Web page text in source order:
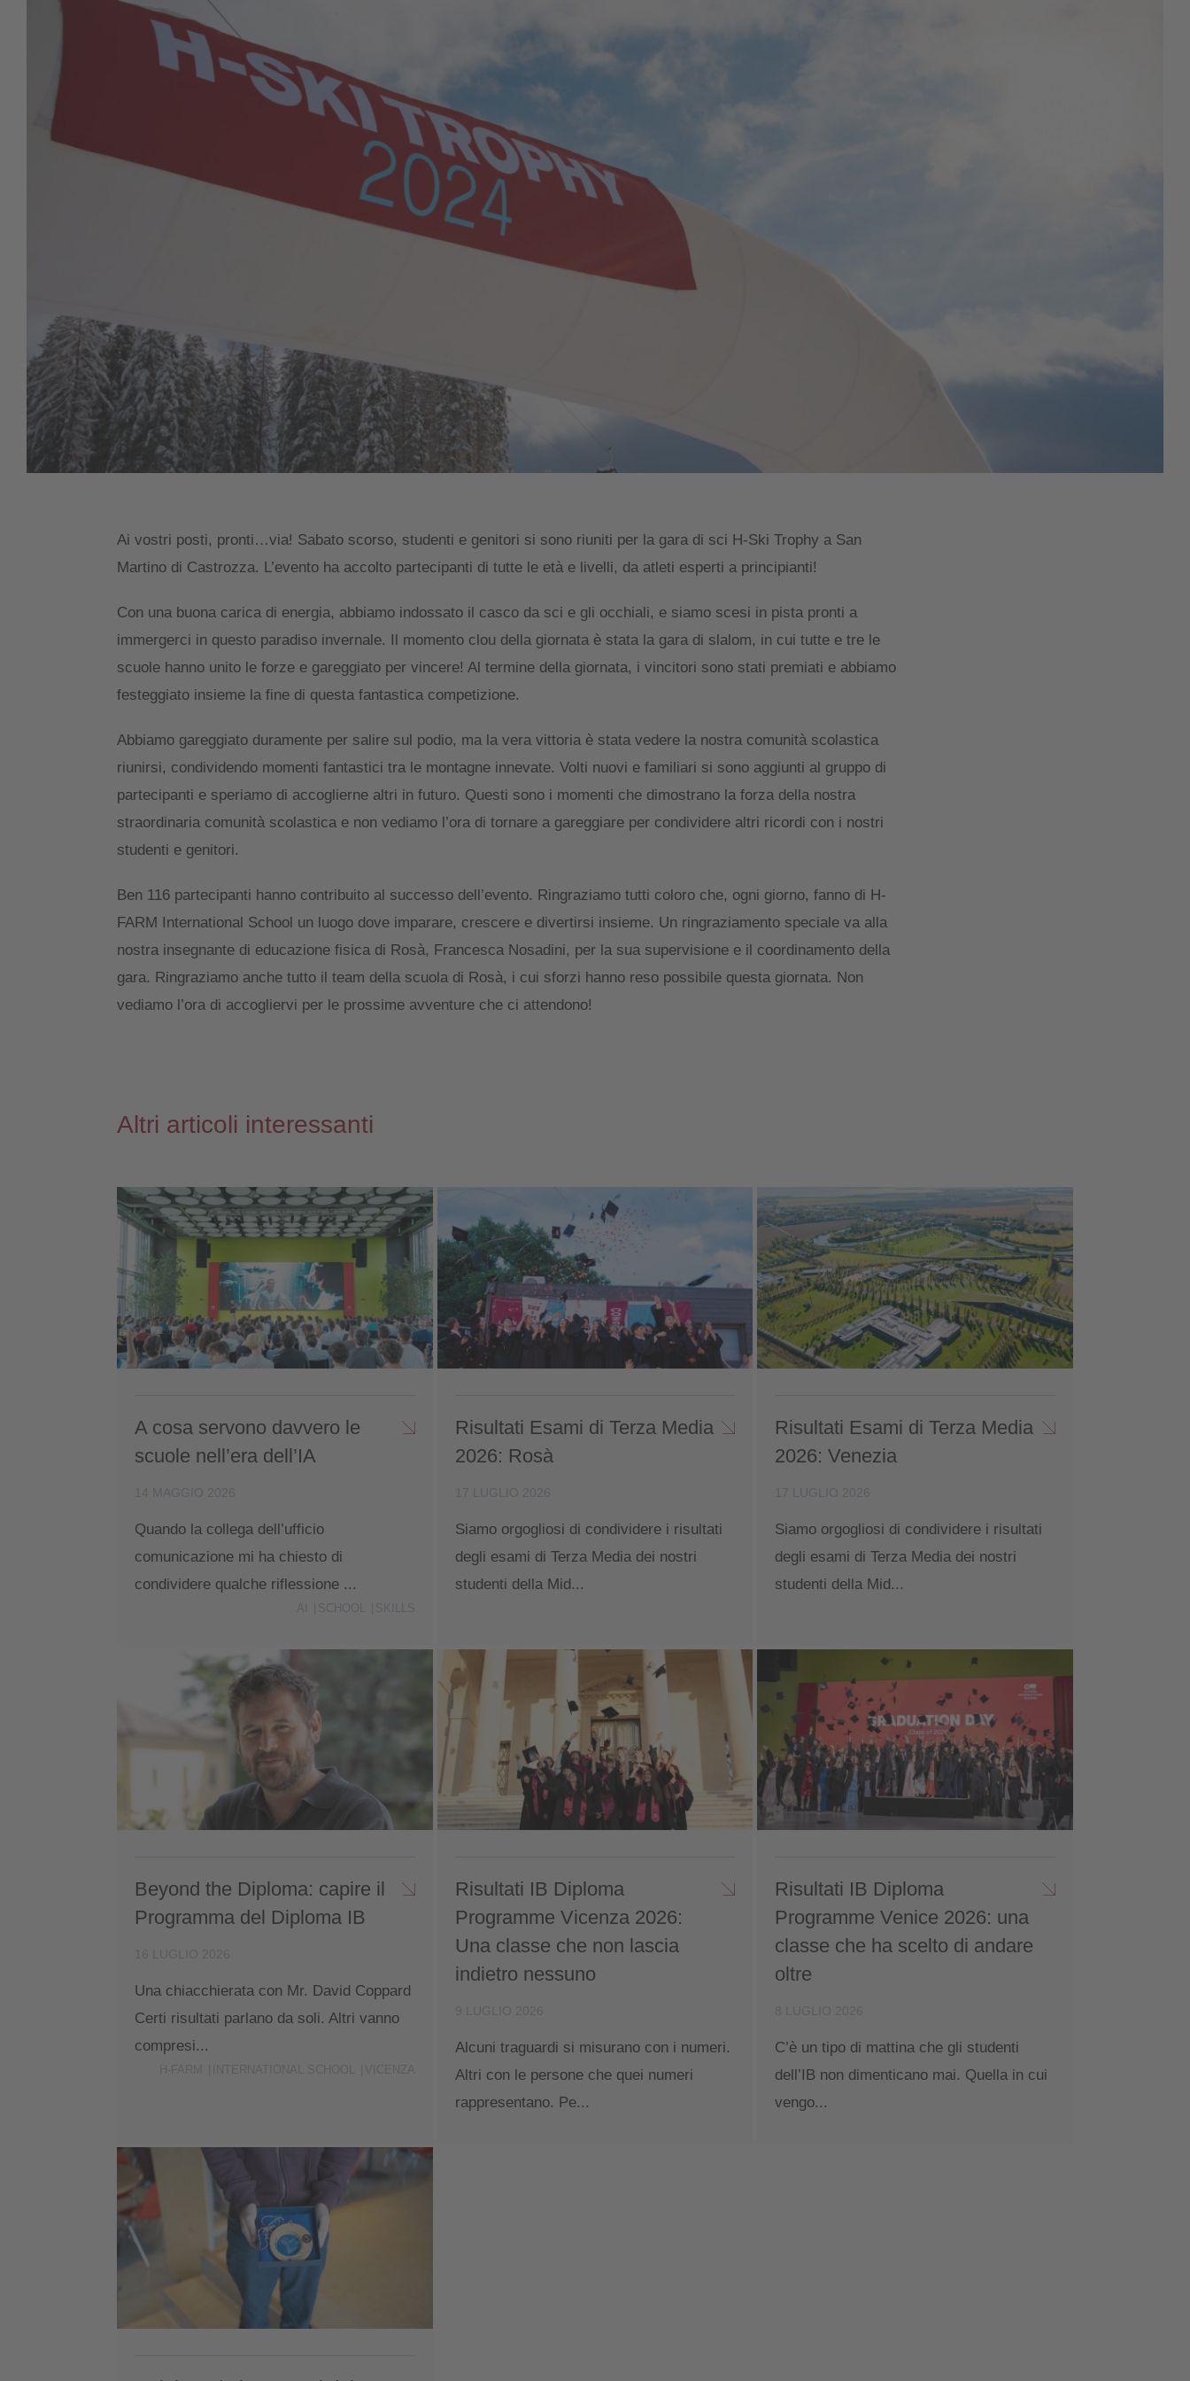
Ai vostri posti, pronti…via! Sabato scorso, studenti e genitori si sono riuniti per la gara di sci H-Ski Trophy a San
Martino di Castrozza. L’evento ha accolto partecipanti di tutte le età e livelli, da atleti esperti a principianti!
Con una buona carica di energia, abbiamo indossato il casco da sci e gli occhiali, e siamo scesi in pista pronti a
immergerci in questo paradiso invernale. Il momento clou della giornata è stata la gara di slalom, in cui tutte e tre le
scuole hanno unito le forze e gareggiato per vincere! Al termine della giornata, i vincitori sono stati premiati e abbiamo
festeggiato insieme la fine di questa fantastica competizione.
Abbiamo gareggiato duramente per salire sul podio, ma la vera vittoria è stata vedere la nostra comunità scolastica
riunirsi, condividendo momenti fantastici tra le montagne innevate. Volti nuovi e familiari si sono aggiunti al gruppo di
partecipanti e speriamo di accoglierne altri in futuro. Questi sono i momenti che dimostrano la forza della nostra
straordinaria comunità scolastica e non vediamo l’ora di tornare a gareggiare per condividere altri ricordi con i nostri
studenti e genitori.
Ben 116 partecipanti hanno contribuito al successo dell’evento. Ringraziamo tutti coloro che, ogni giorno, fanno di H-
FARM International School un luogo dove imparare, crescere e divertirsi insieme. Un ringraziamento speciale va alla
nostra insegnante di educazione fisica di Rosà, Francesca Nosadini, per la sua supervisione e il coordinamento della
gara. Ringraziamo anche tutto il team della scuola di Rosà, i cui sforzi hanno reso possibile questa giornata. Non
vediamo l’ora di accogliervi per le prossime avventure che ci attendono!
Altri articoli interessanti
A cosa servono davvero le
scuole nell’era dell’IA
Quando la collega dell’ufficio
comunicazione mi ha chiesto di
condividere qualche riflessione ...
Risultati Esami di Terza Media
2026: Rosà
Siamo orgogliosi di condividere i risultati
degli esami di Terza Media dei nostri
studenti della Mid...
Risultati Esami di Terza Media
2026: Venezia
Siamo orgogliosi di condividere i risultati
degli esami di Terza Media dei nostri
studenti della Mid...
Beyond the Diploma: capire il
Programma del Diploma IB
Una chiacchierata con Mr. David Coppard
Certi risultati parlano da soli. Altri vanno
compresi...
Risultati IB Diploma
Programme Vicenza 2026:
Una classe che non lascia
indietro nessuno
Alcuni traguardi si misurano con i numeri.
Altri con le persone che quei numeri
rappresentano. Pe...
Risultati IB Diploma
Programme Venice 2026: una
classe che ha scelto di andare
oltre
C’è un tipo di mattina che gli studenti
dell’IB non dimenticano mai. Quella in cui
vengo...